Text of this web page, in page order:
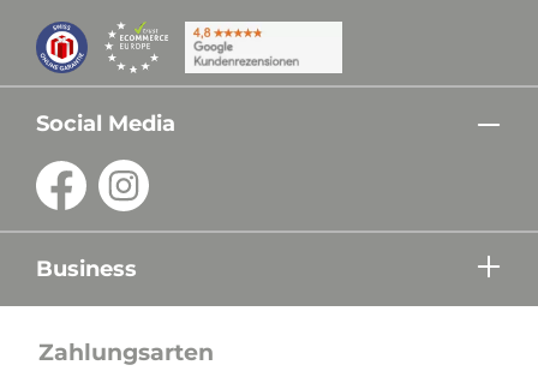
Social Media
Business
Zahlungsarten